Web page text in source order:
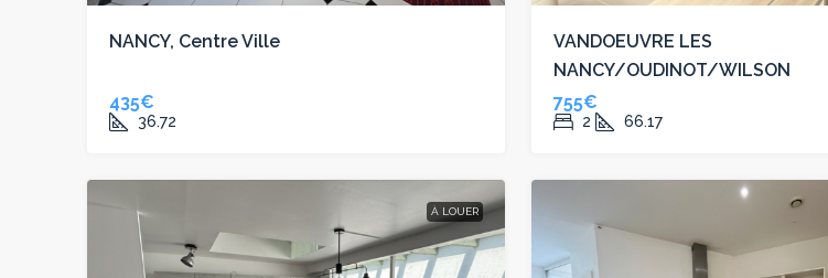
NANCY, Centre Ville
435€
36.72
VANDOEUVRE LES
NANCY/OUDINOT/WILSON
755€
2 66.17
À LOUER